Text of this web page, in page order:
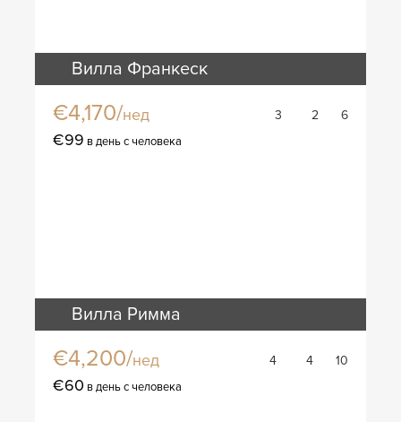
Вилла Франкеск
€4,170/нед 3 2 6
€99 в день с человека
Вилла Римма
€4,200/нед 4 4 10
€60 в день с человека